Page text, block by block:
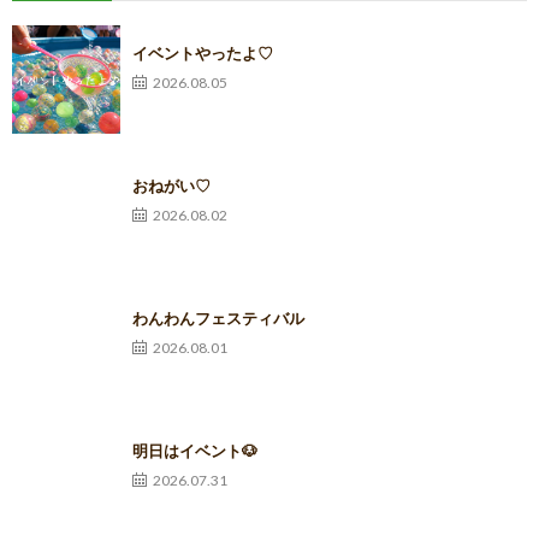
イベントやったよ♡
2026.08.05
おねがい♡
2026.08.02
わんわんフェスティバル
2026.08.01
明日はイベント🐶
2026.07.31